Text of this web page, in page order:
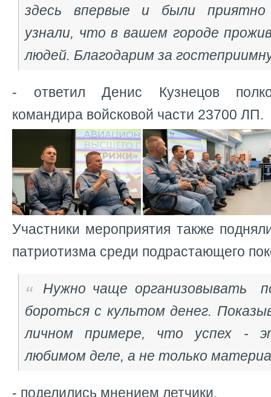
здесь впервые и были приятно
узнали, что в вашем городе
людей. Благодарим за
- ответил Денис Кузнецов
командира войсковой части 23700 ЛП.
Участники мероприятия также
патриотизма среди подрастающего
Нужно чаще организовывать
бороться с культом денег.
личном примере, что успех -
любимом деле, а не только
- поделились мнением летчики.